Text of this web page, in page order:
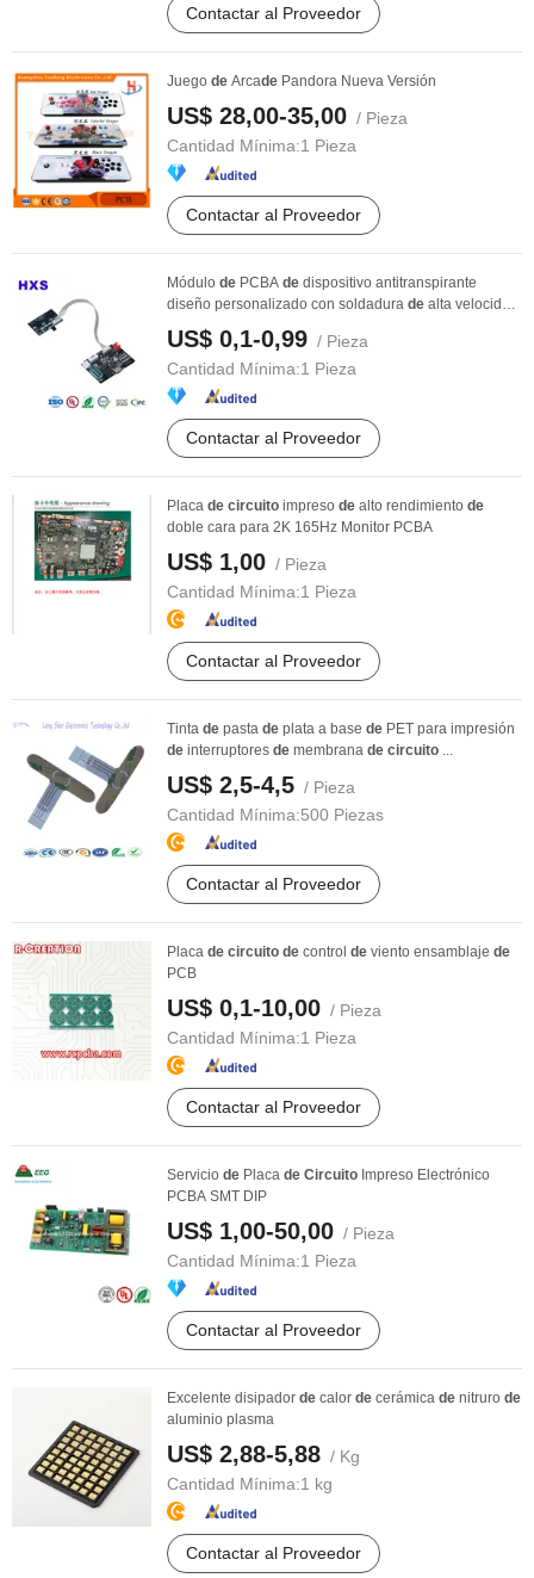
Contactar al Proveedor
Juego de Arcade Pandora Nueva Versión
US$ 28,00-35,00 / Pieza
Cantidad Mínima:1 Pieza
Contactar al Proveedor
Módulo de PCBA de dispositivo antitranspirante
diseño personalizado con soldadura de alta velocidad
US$ 0,1-0,99 / Pieza
Cantidad Mínima:1 Pieza
Contactar al Proveedor
Placa de circuito impreso de alto rendimiento de
doble cara para 2K 165Hz Monitor PCBA
US$ 1,00 / Pieza
Cantidad Mínima:1 Pieza
Contactar al Proveedor
Tinta de pasta de plata a base de PET para impresión
de interruptores de membrana de circuito ...
US$ 2,5-4,5 / Pieza
Cantidad Mínima:500 Piezas
Contactar al Proveedor
Placa de circuito de control de viento ensamblaje de
PCB
US$ 0,1-10,00 / Pieza
Cantidad Mínima:1 Pieza
Contactar al Proveedor
Servicio de Placa de Circuito Impreso Electrónico
PCBA SMT DIP
US$ 1,00-50,00 / Pieza
Cantidad Mínima:1 Pieza
Contactar al Proveedor
Excelente disipador de calor de cerámica de nitruro de
aluminio plasma
US$ 2,88-5,88 / Kg
Cantidad Mínima:1 kg
Contactar al Proveedor